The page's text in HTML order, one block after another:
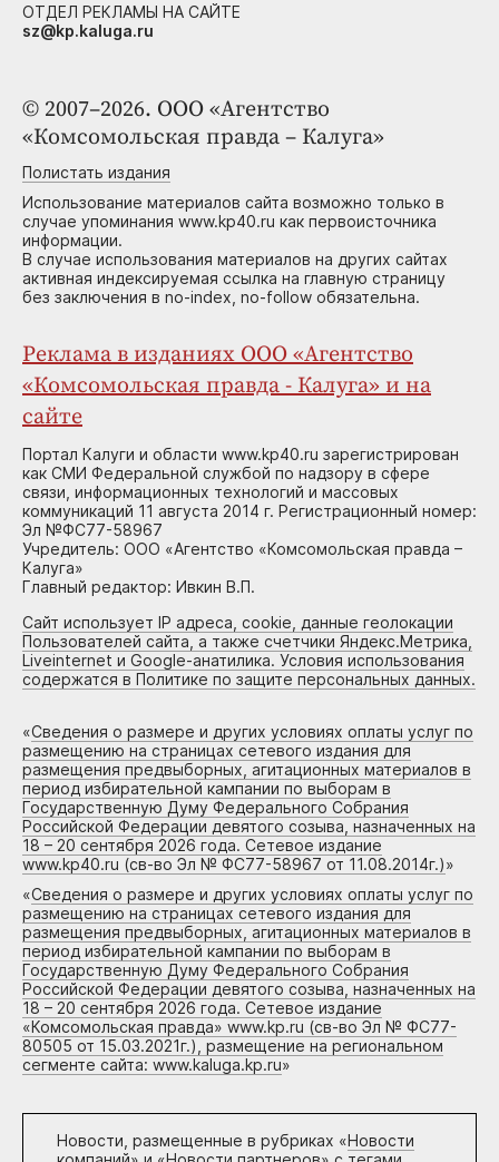
© 2007–2026. ООО «Агентство
«Комсомольская правда – Калуга»
Полистать издания
Использование материалов сайта возможно только в
случае упоминания www.kp40.ru как первоисточника
информации.
В случае использования материалов на других сайтах
активная индексируемая ссылка на главную страницу
без заключения в no-index, no-follow обязательна.
Реклама в изданиях ООО «Агентство
«Комсомольская правда - Калуга» и на
сайте
Портал Калуги и области www.kp40.ru зарегистрирован
как СМИ Федеральной службой по надзору в сфере
связи, информационных технологий и массовых
коммуникаций 11 августа 2014 г. Регистрационный номер:
Эл №ФС77-58967
Учредитель: ООО «Агентство «Комсомольская правда –
Калуга»
Главный редактор: Ивкин В.П.
Сайт использует IP адреса, cookie, данные геолокации
Пользователей сайта, а также счетчики Яндекс.Метрика,
Liveinternet и Google-анатилика. Условия использования
содержатся в Политике по защите персональных данных.
«Сведения о размере и других условиях оплаты услуг по
размещению на страницах сетевого издания для
размещения предвыборных, агитационных материалов в
период избирательной кампании по выборам в
Государственную Думу Федерального Собрания
Российской Федерации девятого созыва, назначенных на
18 – 20 сентября 2026 года. Сетевое издание
www.kp40.ru (св-во Эл № ФС77-58967 от 11.08.2014г.)»
«Сведения о размере и других условиях оплаты услуг по
размещению на страницах сетевого издания для
размещения предвыборных, агитационных материалов в
период избирательной кампании по выборам в
Государственную Думу Федерального Собрания
Российской Федерации девятого созыва, назначенных на
18 – 20 сентября 2026 года. Сетевое издание
«Комсомольская правда» www.kp.ru (св-во Эл № ФС77-
80505 от 15.03.2021г.), размещение на региональном
сегменте сайта: www.kaluga.kp.ru»
Новости, размещенные в рубриках «Новости
ОТДЕЛ РЕКЛАМЫ НА САЙТЕ
sz@kp.kaluga.ru